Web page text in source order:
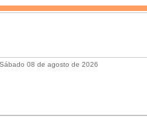
08 de agosto de 2026